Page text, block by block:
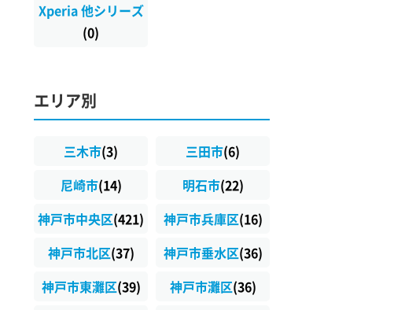
Xperia 他シリーズ
(0)
エリア別
三木市(3) 三田市(6)
尼崎市(14) 明石市(22)
神戸市中央区(421) 神戸市兵庫区(16)
神戸市北区(37) 神戸市垂水区(36)
神戸市東灘区(39) 神戸市灘区(36)